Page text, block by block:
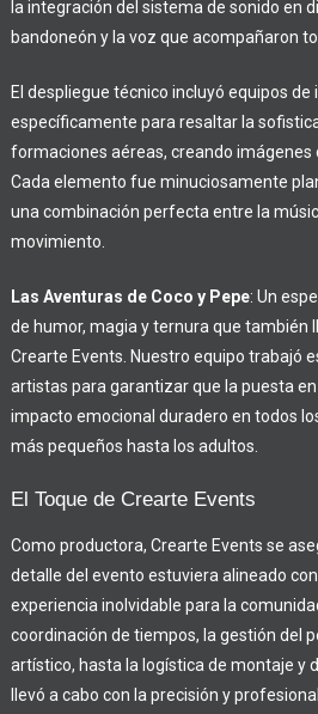
la integración del sistema de sonido en
bandoneón y la voz que acompañaron
El despliegue técnico incluyó equipos
específicamente para resaltar la
formaciones aéreas, creando imágenes
Cada elemento fue minuciosamente
una combinación perfecta entre la
movimiento.
Las Aventuras de Coco y Pepe: Un
de humor, magia y ternura que también
Crearte Events. Nuestro equipo trabajó
artistas para garantizar que la puesta
impacto emocional duradero en todos
más pequeños hasta los adultos.
El Toque de Crearte Events
Como productora, Crearte Events se
detalle del evento estuviera alineado
experiencia inolvidable para la
coordinación de tiempos, la gestión del
artístico, hasta la logística de montaje y
llevó a cabo con la precisión y